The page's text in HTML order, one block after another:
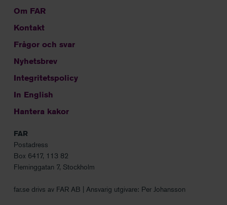
Om FAR
Kontakt
Frågor och svar
Nyhetsbrev
Integritetspolicy
In English
Hantera kakor
FAR
Postadress
Box 6417, 113 82
Fleminggatan 7, Stockholm
far.se drivs av FAR AB | Ansvarig utgivare: Per Johansson